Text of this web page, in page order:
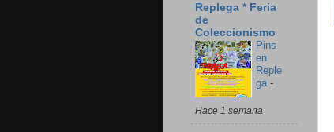
Replega * Feria
de
Coleccionismo
Pins
en
Reple
ga -
Hace 1 semana